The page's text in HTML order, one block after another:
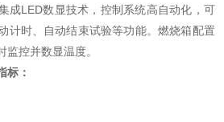
成LED数显技术，控制系统高自动化，可
计时、自动结束试验等功能。燃烧箱配置
控并数显温度。
标：